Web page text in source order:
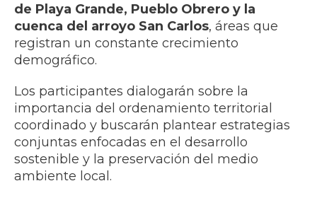
de Playa Grande, Pueblo Obrero y la
cuenca del arroyo San Carlos, áreas que
registran un constante crecimiento
demográfico.
Los participantes dialogarán sobre la
importancia del ordenamiento territorial
coordinado y buscarán plantear estrategias
conjuntas enfocadas en el desarrollo
sostenible y la preservación del medio
ambiente local.